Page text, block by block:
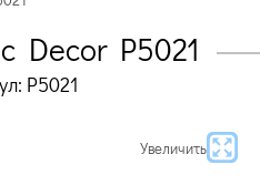
Decor P5021
P5021
Увеличить